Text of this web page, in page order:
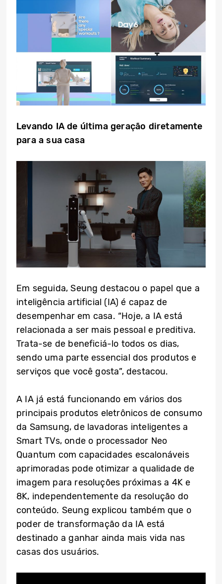
Levando IA de última geração diretamente
para a sua casa
Em seguida, Seung destacou o papel que a
inteligência artificial (IA) é capaz de
desempenhar em casa. “Hoje, a IA está
relacionada a ser mais pessoal e preditiva.
Trata-se de beneficiá-lo todos os dias,
sendo uma parte essencial dos produtos e
serviços que você gosta”, destacou.
A IA já está funcionando em vários dos
principais produtos eletrônicos de consumo
da Samsung, de lavadoras inteligentes a
Smart TVs, onde o processador Neo
Quantum com capacidades escalonáveis
aprimoradas pode otimizar a qualidade de
imagem para resoluções próximas a 4K e
8K, independentemente da resolução do
conteúdo. Seung explicou também que o
poder de transformação da IA está
destinado a ganhar ainda mais vida nas
casas dos usuários.